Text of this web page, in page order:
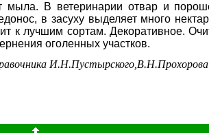
мыла. В ветеринарии отвар и
в засуху выделяет много
к лучшим сортам. Декоративное.
оголенных участков.